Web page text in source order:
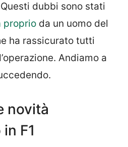
dubbi sono stati
proprio da un uomo del
ha rassicurato tutti
Andiamo a
novità
F1